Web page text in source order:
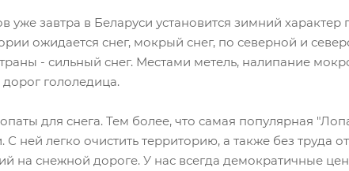
уже завтра в Беларуси установится зимний характер
ожидается снег, мокрый снег, по северной и
- сильный снег. Местами метель, налипание
дорог гололедица.
для снега. Тем более, что самая популярная
С ней легко очистить территорию, а также без труда
на снежной дороге. У нас всегда демократичные